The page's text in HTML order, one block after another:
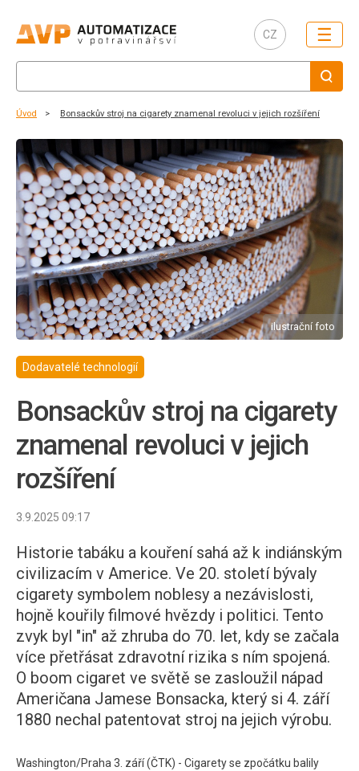
CZ ☰
Úvod Bonsackův stroj na cigarety znamenal revoluci v jejich rozšíření
ilustrační foto
Dodavatelé technologií
Bonsackův stroj na cigarety
znamenal revoluci v jejich
rozšíření
3.9.2025 09:17
Historie tabáku a kouření sahá až k indiánským
civilizacím v Americe. Ve 20. století bývaly
cigarety symbolem noblesy a nezávislosti,
hojně kouřily filmové hvězdy i politici. Tento
zvyk byl "in" až zhruba do 70. let, kdy se začala
více přetřásat zdravotní rizika s ním spojená.
O boom cigaret ve světě se zasloužil nápad
Američana Jamese Bonsacka, který si 4. září
1880 nechal patentovat stroj na jejich výrobu.
Washington/Praha 3. září (ČTK) - Cigarety se zpočátku balily